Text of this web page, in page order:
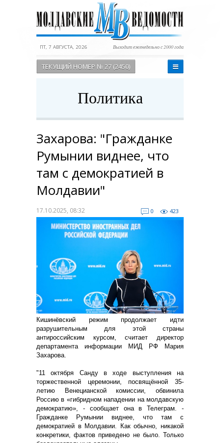
ПТ, 7 АВГУСТА, 2026 Выходит еженедельно с 2000 года
ТЕКУЩИЙ НОМЕР № 27 (2450)
Политика
Захарова: "Гражданке
Румынии виднее, что
там с демократией в
Молдавии"
17.10.2025, 08:32 0 423
Кишинёвский режим продолжает идти
разрушительным для этой страны
антироссийским курсом, считает директор
департамента информации МИД РФ Мария
Захарова.
"11 октября Санду в ходе выступления на
торжественной церемонии, посвящённой 35-
летию Венецианской комиссии, обвинила
Россию в «гибридном нападении на молдавскую
демократию», - сообщает она в Телеграм. -
Гражданке Румынии виднее, что там с
демократией в Молдавии. Как обычно, никакой
конкретики, фактов приведено не было. Только